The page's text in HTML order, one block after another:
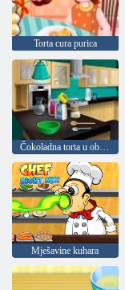
Torta cura purica
Čokoladna torta u obliku leptira: Kuhanje s Emmom
Mješavine kuhara